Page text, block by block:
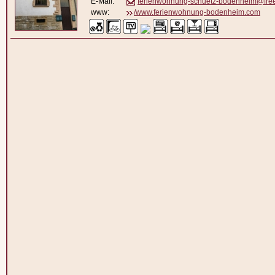
www:
/www.ferienwohnung-bodenheim.com